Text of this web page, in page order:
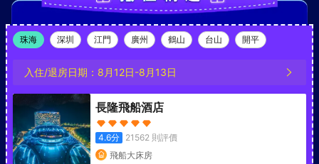
珠海 深圳 江門 廣州 鶴山 台山 開平
入住/退房日期： 8月12日-8月13日
長隆飛船酒店
4.6分 21562 則評價
飛船大床房